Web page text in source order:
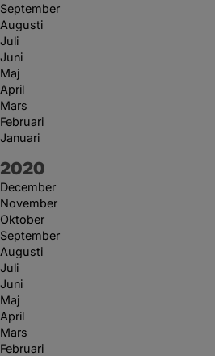
September
Augusti
Juli
Juni
Maj
April
Mars
Februari
Januari
År:
2020
December
November
Oktober
September
Augusti
Juli
Juni
Maj
April
Mars
Februari